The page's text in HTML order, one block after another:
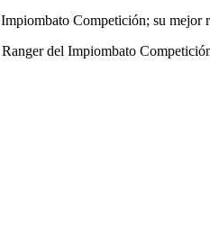
Competición; su mejor
del Impiombato